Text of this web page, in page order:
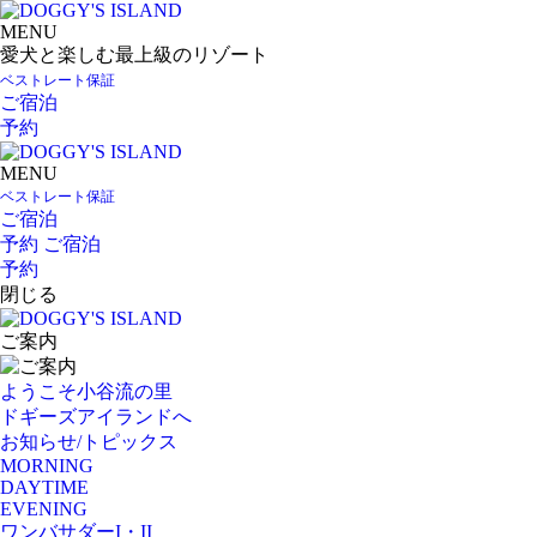
MENU
愛犬と楽しむ最上級のリゾート
ベストレート保証
ご宿泊
予約
MENU
ベストレート保証
ご宿泊
予約 ご宿泊
予約
閉じる
ご案内
ようこそ小谷流の里
ドギーズアイランドへ
お知らせ/トピックス
MORNING
DAYTIME
EVENING
ワンバサダーI・II